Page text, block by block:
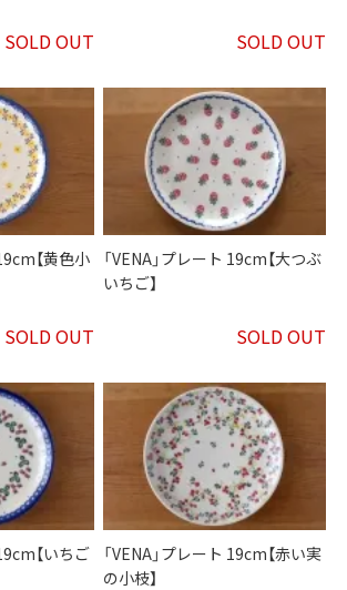
SOLD OUT SOLD OUT
【黄色小
SOLD OUT
「VENA」プレート 19cm【大つぶ
いちご】
SOLD OUT
【いちご
「VENA」プレート 19cm【赤い実
の小枝】